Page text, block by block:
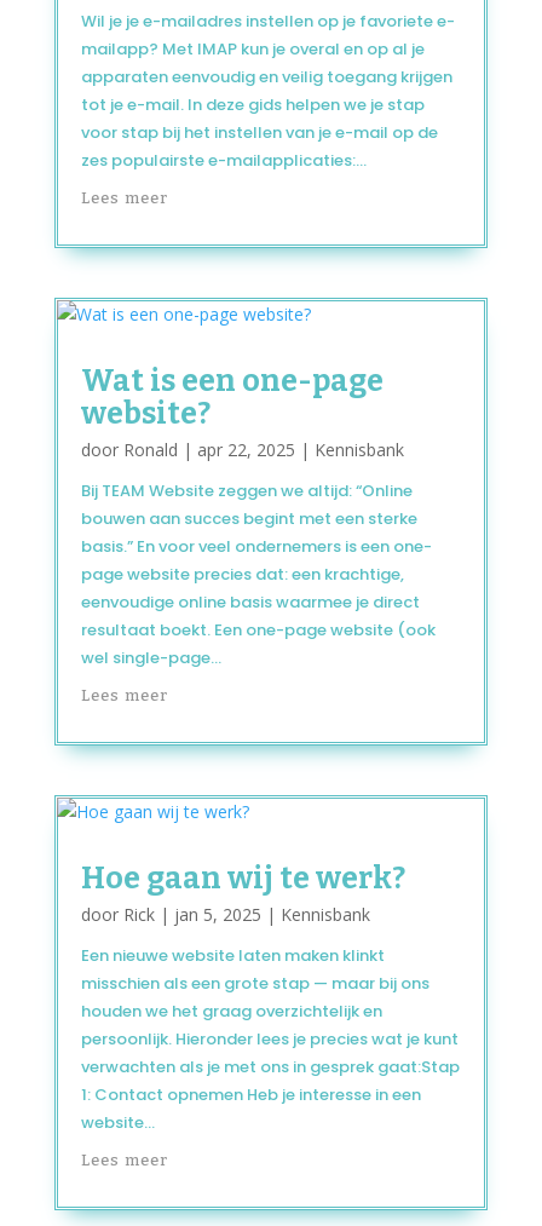
Wil je je e-mailadres instellen op je favoriete e-
mailapp? Met IMAP kun je overal en op al je
apparaten eenvoudig en veilig toegang krijgen
tot je e-mail. In deze gids helpen we je stap
voor stap bij het instellen van je e-mail op de
zes populairste e-mailapplicaties:...
Lees meer
Wat is een one-page
website?
door Ronald | apr 22, 2025 | Kennisbank
Bij TEAM Website zeggen we altijd: “Online
bouwen aan succes begint met een sterke
basis.” En voor veel ondernemers is een one-
page website precies dat: een krachtige,
eenvoudige online basis waarmee je direct
resultaat boekt. Een one-page website (ook
wel single-page...
Lees meer
Hoe gaan wij te werk?
door Rick| jan 5, 2025 | Kennisbank
Een nieuwe website laten maken klinkt
misschien als een grote stap — maar bij ons
houden we het graag overzichtelijk en
persoonlijk. Hieronder lees je precies wat je kunt
verwachten als je met ons in gesprek gaat:Stap
1: Contact opnemen Heb je interesse in een
website...
Lees meer